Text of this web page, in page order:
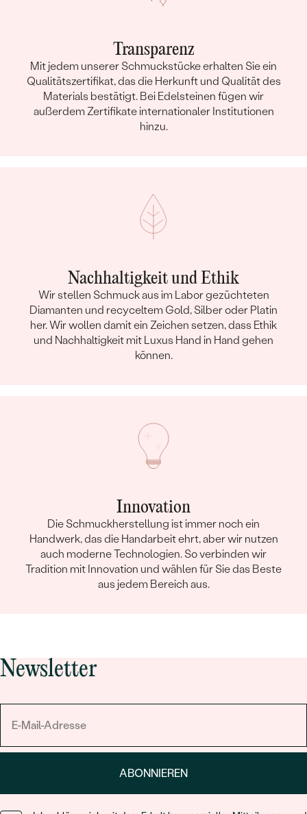
Transparenz
Mit jedem unserer Schmuckstücke erhalten Sie ein
Qualitätszertifikat, das die Herkunft und Qualität des
Materials bestätigt. Bei Edelsteinen fügen wir
außerdem Zertifikate internationaler Institutionen
hinzu.
Nachhaltigkeit und Ethik
Wir stellen Schmuck aus im Labor gezüchteten
Diamanten und recyceltem Gold, Silber oder Platin
her. Wir wollen damit ein Zeichen setzen, dass Ethik
und Nachhaltigkeit mit Luxus Hand in Hand gehen
können.
Innovation
Die Schmuckherstellung ist immer noch ein
Handwerk, das die Handarbeit ehrt, aber wir nutzen
auch moderne Technologien. So verbinden wir
Tradition mit Innovation und wählen für Sie das Beste
aus jedem Bereich aus.
Newsletter
ABONNIEREN